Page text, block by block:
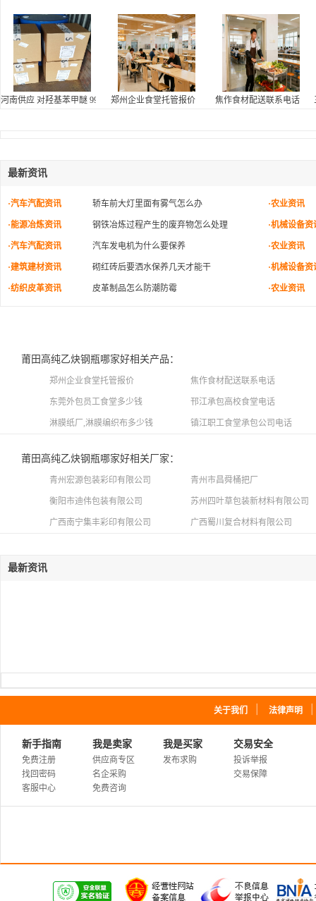
河南供应 对羟基苯甲醚 99.5含量 索尔维原装 一箱起发
郑州企业食堂托管报价 焦作食材配送联系电话
最新资讯
·汽车汽配资讯 轿车前大灯里面有雾气怎么办 ·农业资讯
·能源冶炼资讯 钢铁冶炼过程产生的废弃物怎么处理 ·机械设备资
·汽车汽配资讯 汽车发电机为什么要保养 ·农业资讯
·建筑建材资讯 砌红砖后要洒水保养几天才能干 ·机械设备资
·纺织皮革资讯 皮革制品怎么防潮防霉 ·农业资讯
莆田高纯乙炔钢瓶哪家好相关产品：
郑州企业食堂托管报价 焦作食材配送联系电话
东莞外包员工食堂多少钱 邗江承包高校食堂电话
淋膜纸厂,淋膜编织布多少钱 镇江职工食堂承包公司电话
莆田高纯乙炔钢瓶哪家好相关厂家：
青州宏源包装彩印有限公司 青州市昌舜桶把厂
衡阳市迪伟包装有限公司 苏州四叶草包装新材料有限公司
广西南宁集丰彩印有限公司 广西蜀川复合材料有限公司
最新资讯
关于我们 法律声明
新手指南
免费注册
找回密码
客服中心
我是卖家
供应商专区
名企采购
免费咨询
我是买家
发布求购
交易安全
投诉举报
交易保障